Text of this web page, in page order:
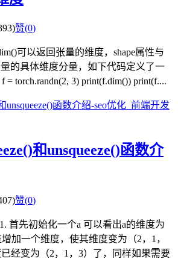
赞(0)
可以返回张量的维度，shape属性与
的具体维度分量，如下代码定义了一
torch.randn(2, 3) print(f.dim()) print(f....
和unsqueeze()函数介
赞(0)
首先初始化一个a 可以看出a的维度为
增加一个维度，使其维度变为（2，1，
经变为（2，1，3）了，同样如果需要